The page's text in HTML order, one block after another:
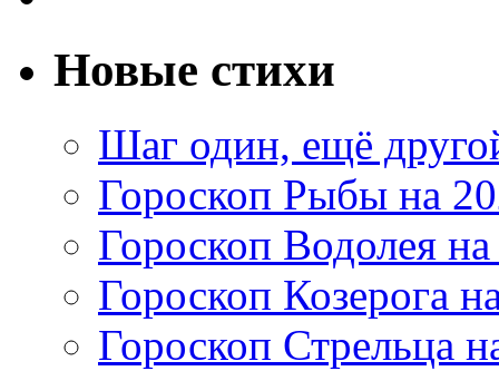
Новые стихи
Шаг один, ещё
Гороскоп Рыбы на
Гороскоп Водолея
Гороскоп Козерога
Гороскоп Стрельца